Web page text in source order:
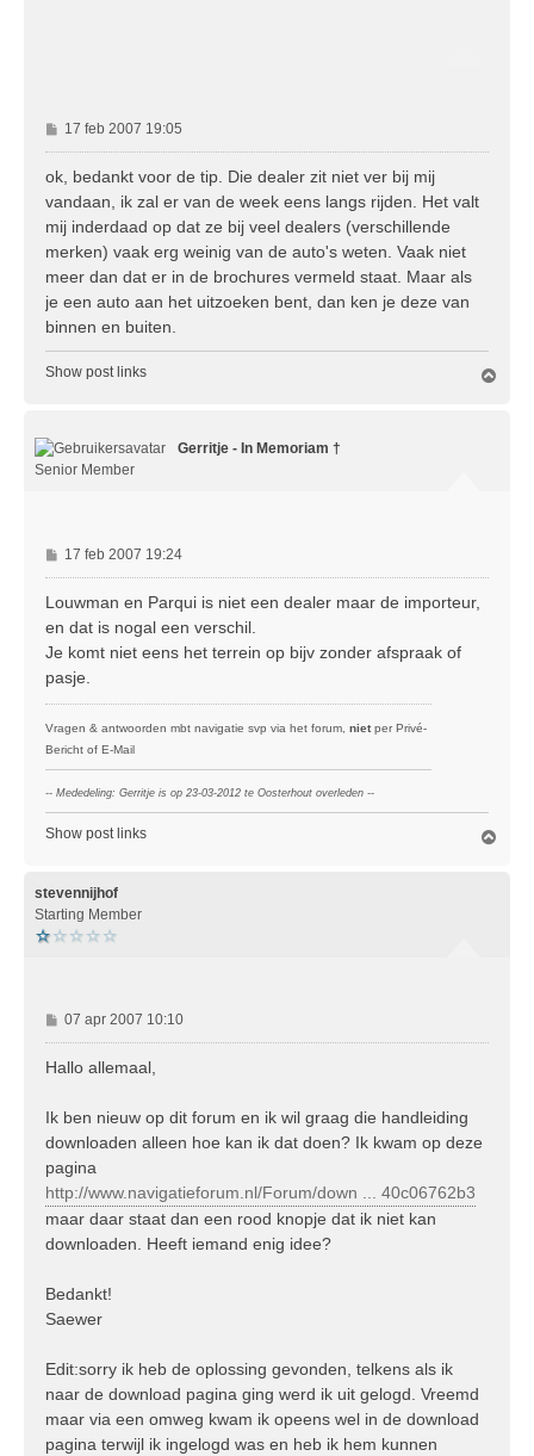
B
e
c
h
t
17 feb 2007 19:05
ok, bedankt voor de tip. Die dealer zit niet ver bij mij
vandaan, ik zal er van de week eens langs rijden. Het valt
mij inderdaad op dat ze bij veel dealers (verschillende
merken) vaak erg weinig van de auto's weten. Vaak niet
meer dan dat er in de brochures vermeld staat. Maar als
je een auto aan het uitzoeken bent, dan ken je deze van
binnen en buiten.
Show post links
Gerritje - In Memoriam †
Senior Member
B
e
c
h
t
17 feb 2007 19:24
Louwman en Parqui is niet een dealer maar de importeur,
en dat is nogal een verschil.
Je komt niet eens het terrein op bijv zonder afspraak of
pasje.
Vragen & antwoorden mbt navigatie svp via het forum, nietper Privé-
Bericht of E-Mail
-- Mededeling: Gerritje is op 23-03-2012 te Oosterhout overleden --
Show post links
stevennijhof
Starting Member
B
e
r
h
t
07 apr 2007 10:10
Hallo allemaal,
Ik ben nieuw op dit forum en ik wil graag die handleiding
downloaden alleen hoe kan ik dat doen? Ik kwam op deze
pagina
http://www.navigatieforum.nl/Forum/down ... 40c06762b3
maar daar staat dan een rood knopje dat ik niet kan
downloaden. Heeft iemand enig idee?
Bedankt!
Saewer
Edit:sorry ik heb de oplossing gevonden, telkens als ik
naar de download pagina ging werd ik uit gelogd. Vreemd
maar via een omweg kwam ik opeens wel in de download
pagina terwijl ik ingelogd was en heb ik hem kunnen